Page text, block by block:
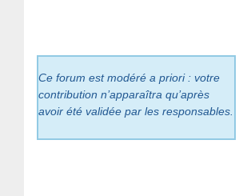
Ce forum est modéré a priori : votre
contribution n’apparaîtra qu’après
avoir été validée par les responsables.